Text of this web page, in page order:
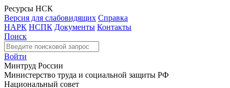
Ресурсы НСК
Версия для слабовидящих Справка
НАРК НСПК Документы Контакты
Поиск
Войти
Минтруд России
Министерство труда и социальной защиты РФ
Национальный совет